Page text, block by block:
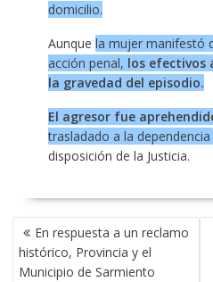
domicilio.
Aunque la mujer manifestó
acción penal, los efectivos
la gravedad del episodio.
El agresor fue
trasladado a la dependencia
disposición de la Justicia.
NAVEGACIÓN
DE
ENTRADAS
En respuesta a un reclamo
histórico, Provincia y el
Municipio de Sarmiento